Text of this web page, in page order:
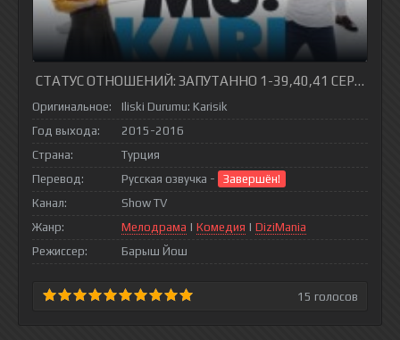
СТАТУС ОТНОШЕНИЙ: ЗАПУТАННО 1-39,40,41 СЕРИЯ
Оригинальное:
Iliski Durumu: Karisik
Год выхода:
2015-2016
Страна:
Турция
Перевод:
Русская озвучка -
Завершён!
Канал:
Show TV
Жанр:
Мелодрама | Комедия | DiziMania
Режиссер:
Барыш Йош
15 голосов